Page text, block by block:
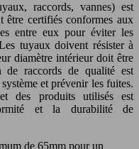
raccords, vannes) est
être certifiés conformes aux
entre eux pour éviter les
tuyaux doivent résister à
diamètre intérieur doit être
de raccords de qualité est
et prévenir les fuites.
des produits utilisés est
et la durabilité de
de 65mm pour un